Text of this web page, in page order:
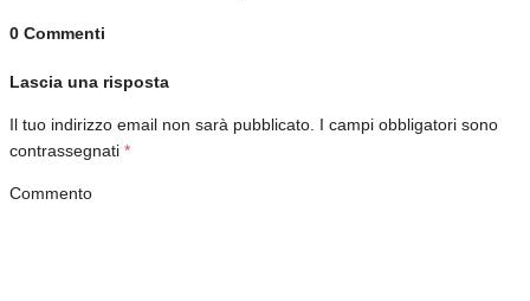
0 Commenti
Lascia una risposta
Il tuo indirizzo email non sarà pubblicato. I campi obbligatori sono
contrassegnati *
Commento